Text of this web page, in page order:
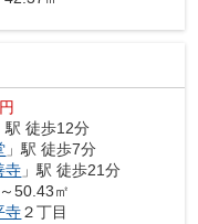
駅 徒歩12分
」駅 徒歩7分
寺 」駅 徒歩21分
50.43㎡
寺２丁目